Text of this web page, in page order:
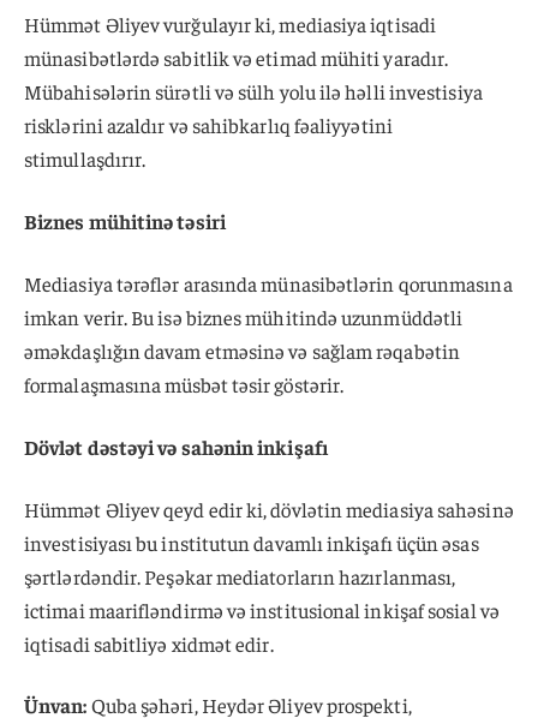
Hümmət Əliyev vurğulayır ki, mediasiya iqtisadi
münasibətlərdə sabitlik və etimad mühiti yaradır.
Mübahisələrin sürətli və sülh yolu ilə həlli investisiya
risklərini azaldır və sahibkarlıq fəaliyyətini
stimullaşdırır.
Biznes mühitinə təsiri
Mediasiya tərəflər arasında münasibətlərin qorunmasına
imkan verir. Bu isə biznes mühitində uzunmüddətli
əməkdaşlığın davam etməsinə və sağlam rəqabətin
formalaşmasına müsbət təsir göstərir.
Dövlət dəstəyi və sahənin inkişafı
Hümmət Əliyev qeyd edir ki, dövlətin mediasiya sahəsinə
investisiyası bu institutun davamlı inkişafı üçün əsas
şərtlərdəndir. Peşəkar mediatorların hazırlanması,
ictimai maarifləndirmə və institusional inkişaf sosial və
iqtisadi sabitliyə xidmət edir.
Ünvan:Quba şəhəri, Heydər Əliyev prospekti,